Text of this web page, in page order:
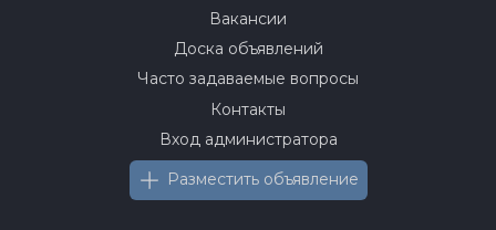
Вакансии
Доска объявлений
Часто задаваемые вопросы
Контакты
Вход администратора
Разместить объявление